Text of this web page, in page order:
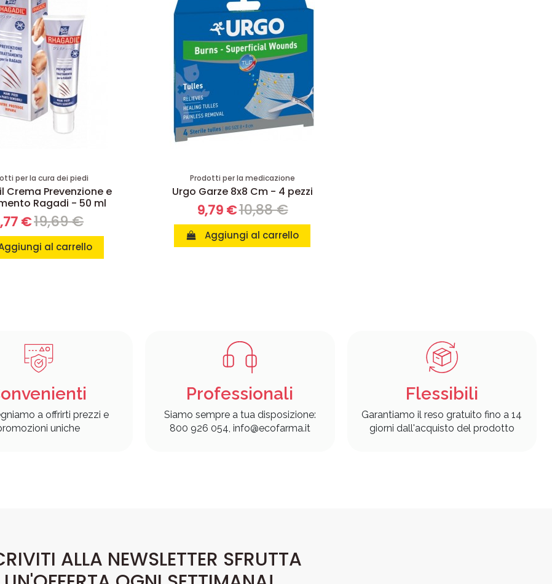
per la cura dei piedi
Crema Prevenzione e
Ragadi - 50 ml
€19,69 €
al carrello
Prodotti per la medicazione
Urgo Garze 8x8 Cm - 4 pezzi
9,79 €10,88 €
Aggiungi al carrello
a offrirti prezzi e
Professionali
Siamo sempre a tua disposizione:
Flessibili
Garantiamo il reso gratuito fino a 14
ALLA NEWSLETTER SFRUTTA